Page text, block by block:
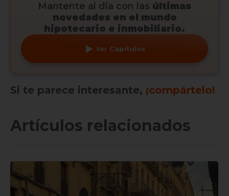
Mantente al día con las últimas
novedades en el mundo
hipotecario e inmobiliario.
Ver Capítulos
Si te parece interesante, ¡compártelo!
Artículos relacionados